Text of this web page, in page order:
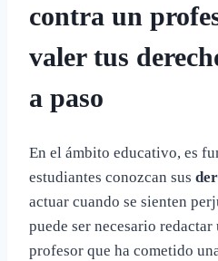
contra un
valer tus
a paso
En el ámbito educativo, es
estudiantes conozcan sus
actuar cuando se sienten
puede ser necesario redactar
profesor que ha cometido